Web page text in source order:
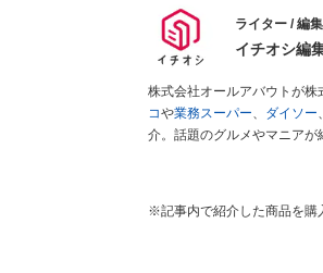
ライター / 編集
イチオシ編
株式会社オールアバウトが株
コや業務スーパー、 ダイソー、
介。話題のグルメやマニア
※記事内で紹介した商品を購